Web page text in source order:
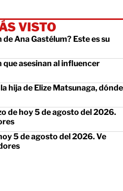
VISTO
de Ana Gastélum? Este es su
que asesinan al influencer
hija de Elize Matsunaga, dónde
de hoy 5 de agosto del 2026.
5 de agosto del 2026. Ve